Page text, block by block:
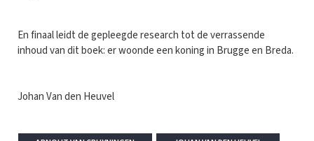
En finaal leidt de gepleegde research tot de verrassende
inhoud van dit boek: er woonde een koning in Brugge en Breda.
Johan Van den Heuvel